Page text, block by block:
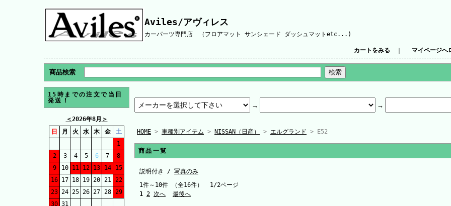
Aviles/アヴィレス
カーパーツ専門店 （フロアマット サンシェード ダッシュマットetc...)
カートをみる マイページへ
商品検索
15時までの注文で当日
発送！
＜2026年8月 ＞
日
月 火 水 木 金
土
1
2
3 4 5 6 7
8
9
10 11 12 13 14
15
16 17 18 19 20 21
22
23 24 25 26 27 28
29
30 31
HOME > 車種別アイテム > NISSAN（日産） > エルグランド > E52
商品一覧
説明付き / 写真のみ
1件～10件 （全16件） 1/2ページ
1 2 次へ 最後へ